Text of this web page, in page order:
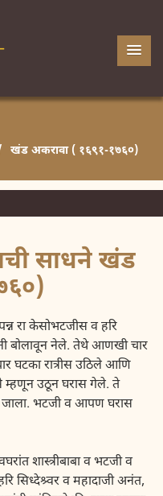
खंड अकरावा ( १६९१-१७६०)
साधने खंड
रा केसोभटजीस व हरि
बोलावून नेले. तेथे आणखी चार
घटका रात्रीस उठिले आणि
म्हणून उठून घरास गेले. ते
जाला. भटजी व आपण घरास
शास्त्रीबाबा व भटजी व
सिध्देश्र्वर व महादाजी अनंत,